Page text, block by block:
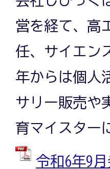
営を経て、高
任、サイエン
年からは個人
サリー販売や
育マイスター
令和6年9